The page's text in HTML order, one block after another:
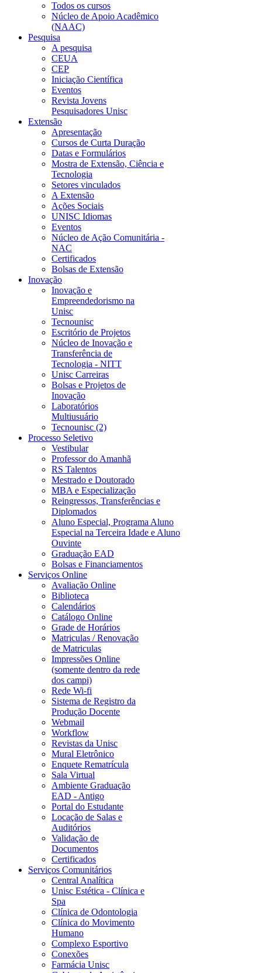
Todos os cursos
Núcleo de Apoio Acadêmico
(NAAC)
Pesquisa
A pesquisa
CEUA
CEP
Iniciação Científica
Eventos
Revista Jovens
Pesquisadores Unisc
Extensão
Apresentação
Cursos de Curta Duração
Datas e Formulários
Mostra de Extensão, Ciência e
Tecnologia
Setores vinculados
A Extensão
Ações Sociais
UNISC Idiomas
Eventos
Núcleo de Ação Comunitária -
NAC
Certificados
Bolsas de Extensão
Inovação
Inovação e
Empreendedorismo na
Unisc
Tecnounisc
Escritório de Projetos
Núcleo de Inovação e
Transferência de
Tecnologia - NITT
Unisc Carreiras
Bolsas e Projetos de
Inovação
Laboratórios
Multiusuário
Tecnounisc (2)
Processo Seletivo
Vestibular
Professor do Amanhã
RS Talentos
Mestrado e Doutorado
MBA e Especialização
Reingressos, Transferências e
Diplomados
Aluno Especial, Programa Aluno
Especial na Terceira Idade e Aluno
Ouvinte
Graduação EAD
Bolsas e Financiamentos
Serviços Online
Avaliação Online
Biblioteca
Calendários
Catálogo Online
Grade de Horários
Matriculas / Renovação
de Matriculas
Impressões Online
(somente dentro da rede
dos campi)
Rede Wi-fi
Sistema de Registro da
Produção Docente
Webmail
Workflow
Revistas da Unisc
Mural Eletrônico
Enquete Rematrícula
Sala Virtual
Ambiente Graduação
EAD - Antigo
Portal do Estudante
Locação de Salas e
Auditórios
Validação de
Documentos
Certificados
Serviços Comunitários
Central Analítica
Unisc Estética - Clínica e
Spa
Clínica de Odontologia
Clínica do Movimento
Humano
Complexo Esportivo
Conexões
Farmácia Unisc